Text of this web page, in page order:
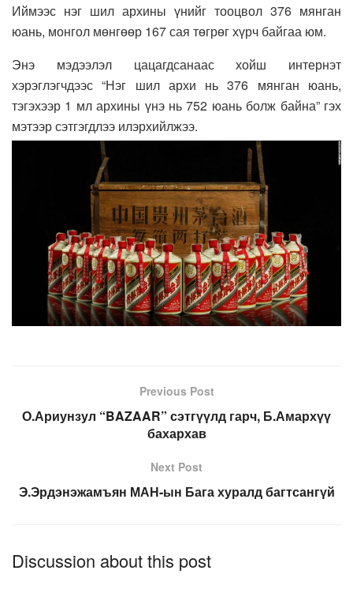
Иймээс нэг шил архины үнийг тооцвол 376 мянган
юань, монгол мөнгөөр 167 сая төгрөг хүрч байгаа юм.
Энэ мэдээлэл цацагдсанаас хойш интернэт
хэрэглэгчдээс “Нэг шил архи нь 376 мянган юань,
тэгэхээр 1 мл архины үнэ нь 752 юань болж байна” гэх
мэтээр сэтгэгдлээ илэрхийлжээ.
Previous Post
О.Ариунзул “BAZAAR” сэтгүүлд гарч, Б.Амархүү
бахархав
Next Post
Э.Эрдэнэжамъян МАН-ын Бага хуралд багтсангүй
Discussion about this post